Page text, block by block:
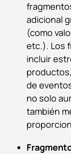
adicional
(como
etc.). Los
incluir
de
no solo
también